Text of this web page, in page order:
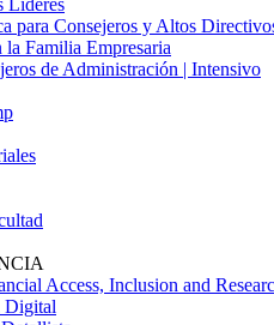
Líderes
para Consejeros y Altos
Familia Empresaria
de Administración | Intensivo
Access, Inclusion and
Digital